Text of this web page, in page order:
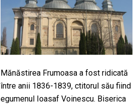
Mănăstirea Frumoasa a fost ridicată
între anii 1836-1839, ctitorul său fiind
egumenul Ioasaf Voinescu. Biserica